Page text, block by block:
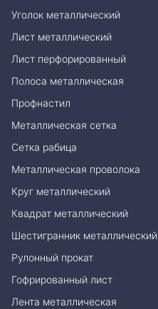
Уголок металлический
Лист металлический
Лист перфорированный
Полоса металлическая
Профнастил
Металлическая сетка
Сетка рабица
Металлическая проволока
Круг металлический
Квадрат металлический
Шестигранник металлический
Рулонный прокат
Гофрированный лист
Лента металлическая